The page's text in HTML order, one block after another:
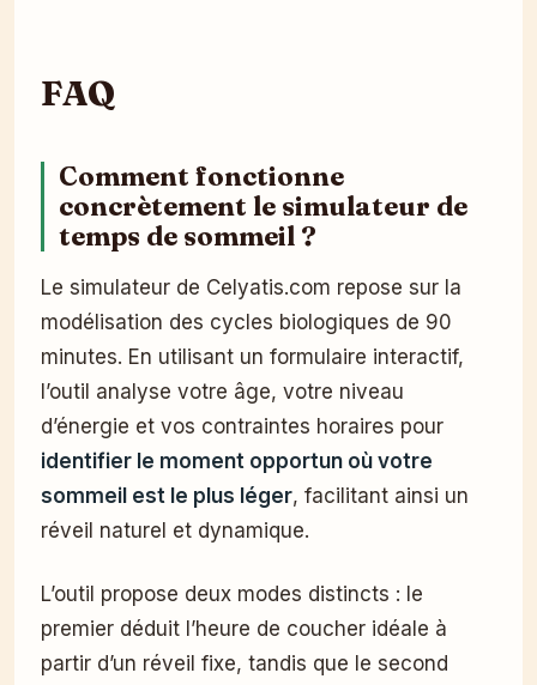
FAQ
Comment fonctionne
concrètement le simulateur de
temps de sommeil ?
Le simulateur de Celyatis.com repose sur la
modélisation des cycles biologiques de 90
minutes. En utilisant un formulaire interactif,
l’outil analyse votre âge, votre niveau
d’énergie et vos contraintes horaires pour
identifier le moment opportun où votre
sommeil est le plus léger, facilitant ainsi un
réveil naturel et dynamique.
L’outil propose deux modes distincts : le
premier déduit l’heure de coucher idéale à
partir d’un réveil fixe, tandis que le second